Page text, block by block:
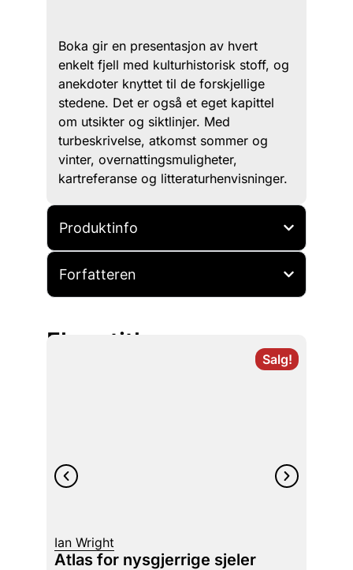
Boka gir en presentasjon av hvert
enkelt fjell med kulturhistorisk stoff, og
anekdoter knyttet til de forskjellige
stedene. Det er også et eget kapittel
om utsikter og siktlinjer. Med
turbeskrivelse, atkomst sommer og
vinter, overnattingsmuligheter,
kartreferanse og litteraturhenvisninger.
Produktinfo
Forfatteren
Flere titler
Salg!
Ian Wright
Atlas for nysgjerrige sjeler